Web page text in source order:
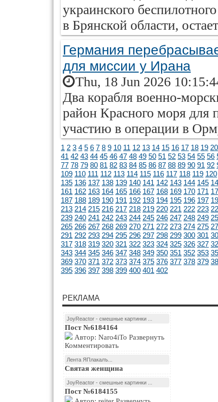
украинского
в Брянской области,
Германия
для миссии у Ирана
Thu, 18 Jun 2026
Два корабля военно-
район Красного моря для
участию в операции в
1 2 3 4 5 6 7 8 9 10 11 12 13 14 15 16 17 18 19 20
41 42 43 44 45 46 47 48 49 50 51 52 53 54 55 56
77 78 79 80 81 82 83 84 85 86 87 88 89 90 91 92
109 110 111 112 113 114 115 116 117 118 119 120
135 136 137 138 139 140 141 142 143 144 145
161 162 163 164 165 166 167 168 169 170 171
187 188 189 190 191 192 193 194 195 196 197
213 214 215 216 217 218 219 220 221 222 223
239 240 241 242 243 244 245 246 247 248 249
265 266 267 268 269 270 271 272 273 274 275
291 292 293 294 295 296 297 298 299 300 301
317 318 319 320 321 322 323 324 325 326 327
343 344 345 346 347 348 349 350 351 352 353
369 370 371 372 373 374 375 376 377 378 379
395 396 397 398 399 400 401 402
РЕКЛАМА
JoyReactor - смешные картинки ...
Пост №6184164
Комментировать
Лента ЯПлакалъ...
Святая женщина
JoyReactor - смешные картинки ...
Пост №6184155